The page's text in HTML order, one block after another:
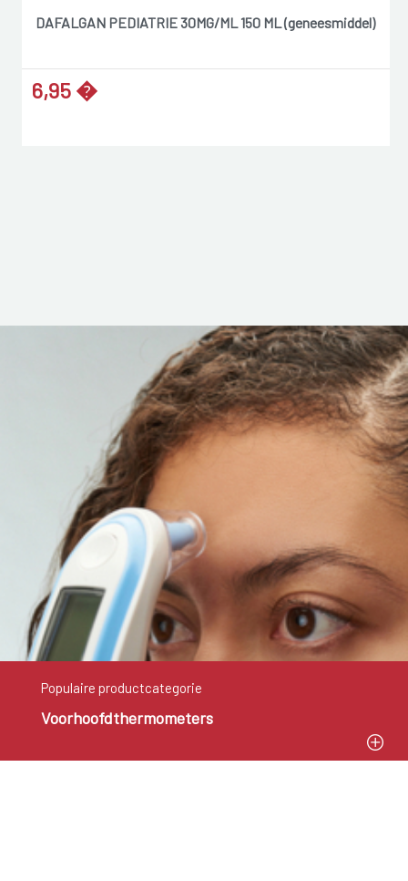
Populaire productcategorie
Voorhoofdthermometers
DAFALGAN PEDIATRIE 30MG/ML 150 ML (geneesmiddel)
6,95 �